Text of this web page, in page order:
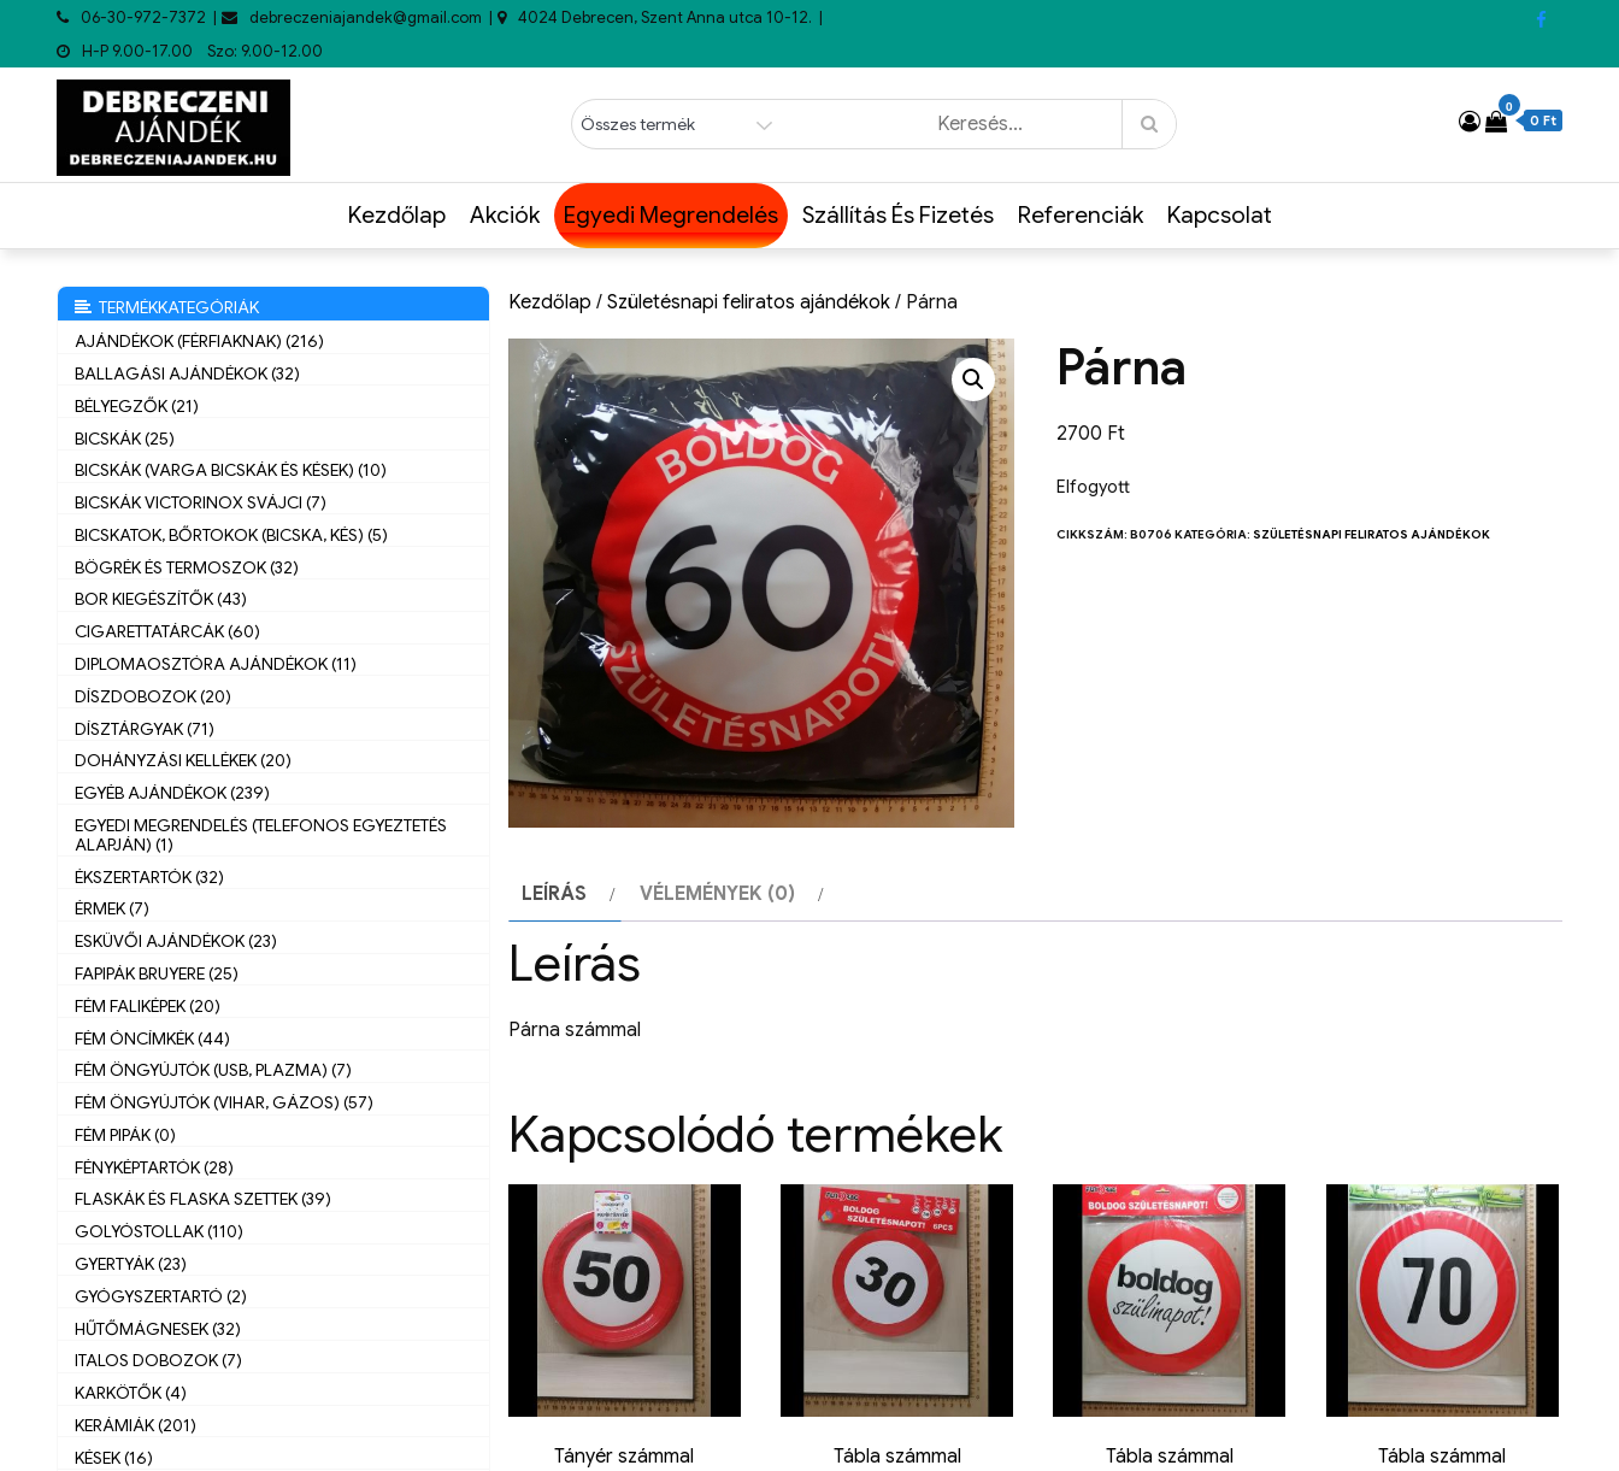
06-30-972-7372 debreczeniajandek@gmail.com
4024 Debrecen, Szent Anna utca 10-12.
H-P 9.00-17.00 Szo: 9.00-12.00
0
0 Ft
Kezdőlap Akciók Egyedi Megrendelés Szállítás És Fizetés Referenciák Kapcsolat
Kezdőlap / Születésnapi feliratos ajándékok / Párna
Párna
2700 Ft
Elfogyott
CIKKSZÁM: B0706 KATEGÓRIA: SZÜLETÉSNAPI FELIRATOS AJÁNDÉKOK
LEÍRÁS VÉLEMÉNYEK (0)
Leírás
Párna számmal
Kapcsolódó termékek
Tányér számmal Tábla számmal Tábla számmal Tábla számmal
TERMÉKKATEGÓRIÁK
AJÁNDÉKOK (FÉRFIAKNAK) (216)
BALLAGÁSI AJÁNDÉKOK (32)
BÉLYEGZŐK (21)
BICSKÁK (25)
BICSKÁK (VARGA BICSKÁK ÉS KÉSEK) (10)
BICSKÁK VICTORINOX SVÁJCI (7)
BICSKATOK, BŐRTOKOK (BICSKA, KÉS) (5)
BÖGRÉK ÉS TERMOSZOK (32)
BOR KIEGÉSZÍTŐK (43)
CIGARETTATÁRCÁK (60)
DIPLOMAOSZTÓRA AJÁNDÉKOK (11)
DÍSZDOBOZOK (20)
DÍSZTÁRGYAK (71)
DOHÁNYZÁSI KELLÉKEK (20)
EGYÉB AJÁNDÉKOK (239)
EGYEDI MEGRENDELÉS (TELEFONOS EGYEZTETÉS
ALAPJÁN) (1)
ÉKSZERTARTÓK (32)
ÉRMEK (7)
ESKÜVŐI AJÁNDÉKOK (23)
FAPIPÁK BRUYERE (25)
FÉM FALIKÉPEK (20)
FÉM ÓNCÍMKÉK (44)
FÉM ÖNGYÚJTÓK (USB, PLAZMA) (7)
FÉM ÖNGYÚJTÓK (VIHAR, GÁZOS) (57)
FÉM PIPÁK (0)
FÉNYKÉPTARTÓK (28)
FLASKÁK ÉS FLASKA SZETTEK (39)
GOLYÓSTOLLAK (110)
GYERTYÁK (23)
GYÓGYSZERTARTÓ (2)
HŰTŐMÁGNESEK (32)
ITALOS DOBOZOK (7)
KARKÖTŐK (4)
KERÁMIÁK (201)
KÉSEK (16)